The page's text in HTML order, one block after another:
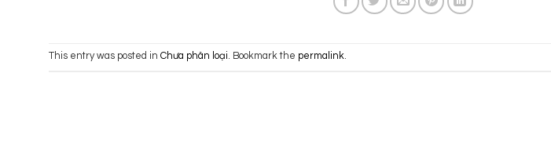
This entry was posted in Chưa phân loại. Bookmark the permalink.